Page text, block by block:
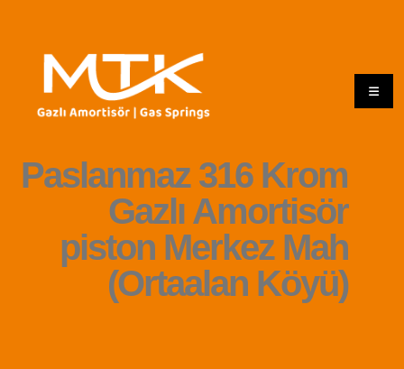
Paslanmaz 316 Krom
Gazlı Amortisör
piston Merkez Mah
(Ortaalan Köyü)